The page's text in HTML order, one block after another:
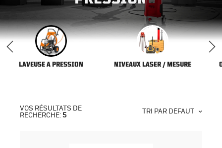
LAVEUSE A PRESSION NIVEAUX LASER / MESURE
VOS RÉSULTATS DE
RECHERCHE: 5
TRI PAR DÉFAUT